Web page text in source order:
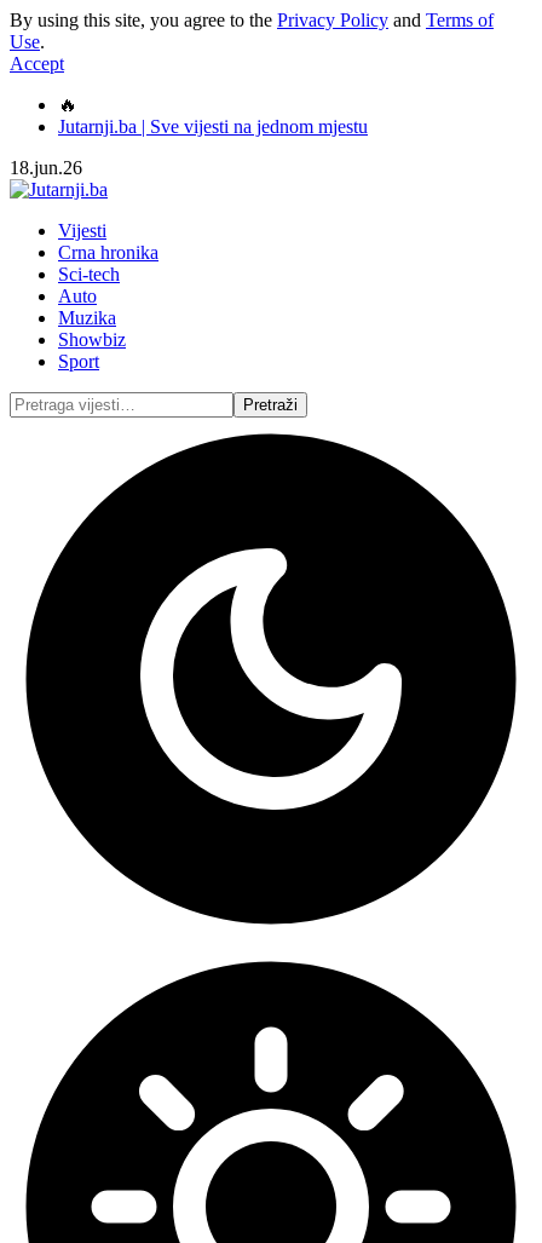
By using this site, you agree to the Privacy Policy and Terms of
Use.
Accept
🔥
Jutarnji.ba | Sve vijesti na jednom mjestu
18.jun.26
Vijesti
Crna hronika
Sci-tech
Auto
Muzika
Showbiz
Sport